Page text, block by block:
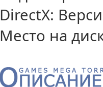
DirectX:
Место на